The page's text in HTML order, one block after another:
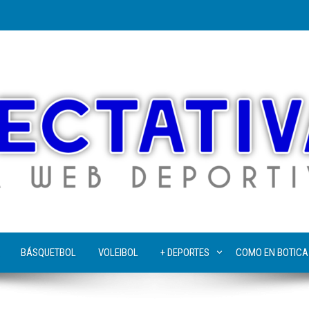
BÁSQUETBOL VOLEIBOL + DEPORTES COMO EN BOTICA